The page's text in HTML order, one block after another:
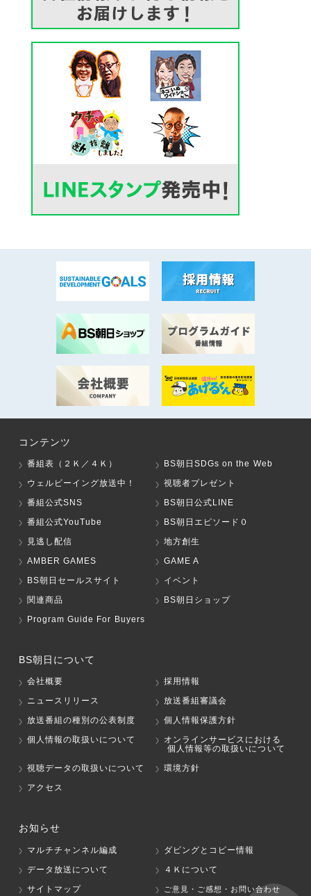
コンテンツ
番組表（２Ｋ／４Ｋ）
BS朝日SDGs on the Web
ウェルビーイング放送中！
視聴者プレゼント
番組公式SNS
BS朝日公式LINE
番組公式YouTube
BS朝日エピソード０
見逃し配信
地方創生
AMBER GAMES
GAME A
BS朝日セールスサイト
イベント
関連商品
BS朝日ショップ
Program Guide For Buyers
BS朝日について
会社概要
採用情報
ニュースリリース
放送番組審議会
放送番組の種別の公表制度
個人情報保護方針
個人情報の取扱いについて
オンラインサービスにおける
個人情報等の取扱いについて
視聴データの取扱いについて
環境方針
アクセス
お知らせ
マルチチャンネル編成
ダビングとコピー情報
データ放送について
４Ｋについて
サイトマップ
ご意見・ご感想・お問い合わせ